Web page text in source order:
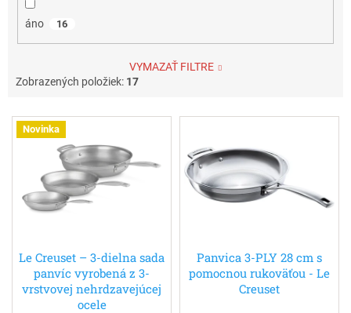
áno 16
VYMAZAŤ FILTRE
Zobrazených položiek: 17
V Novinka
Le Creuset – 3-dielna sada
panvíc vyrobená z 3-
vrstvovej nehrdzavejúcej
ocele
Panvica 3-PLY 28 cm s
pomocnou rukoväťou - Le
Creuset